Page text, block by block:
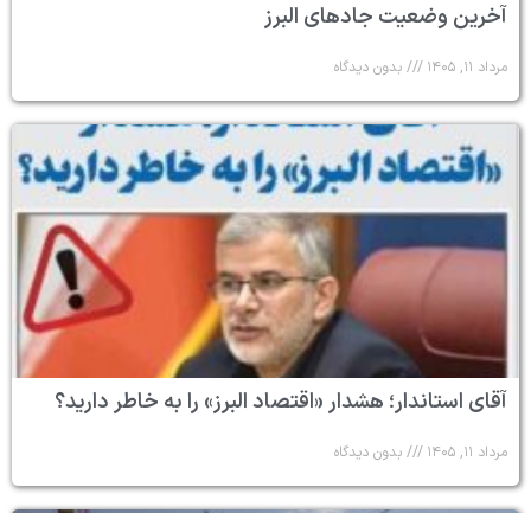
آخرین وضعیت جادهای البرز
مرداد ۱۱, ۱۴۰۵ بدون دیدگاه
آقای استاندار؛ هشدار «اقتصاد البرز» را به خاطر دارید؟
مرداد ۱۱, ۱۴۰۵ بدون دیدگاه